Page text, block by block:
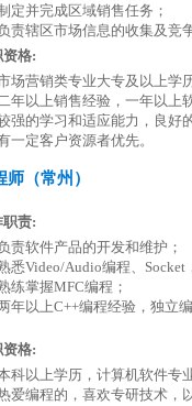
定并完成区域销售任务；
责辖区市场信息的收集及竞
资格:
场营销类专业大专及以上学
年以上销售经验，一年以上
强的学习和适应能力，良好
一定客户资源者优先。
师（常州）
职责:
责软件产品的开发和维护；
悉Video/Audio编程、Socket
练掌握MFC编程；
年以上C++编程经验，独立
资格:
科以上学历，计算机软件专
爱编程的，喜欢专研技术，